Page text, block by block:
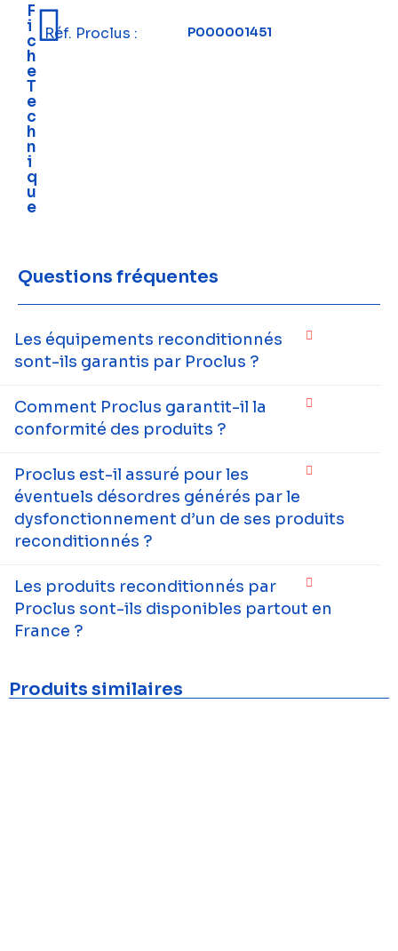
F
i
c
h
e
T
e
c
h
n
i
q
u
e
Réf. Proclus : P000001451
Questions fréquentes
Les équipements reconditionnés
sont-ils garantis par Proclus ?
Comment Proclus garantit-il la
conformité des produits ?
Proclus est-il assuré pour les
éventuels désordres générés par le
dysfonctionnement d’un de ses produits
reconditionnés ?
Les produits reconditionnés par
Proclus sont-ils disponibles partout en
France ?
Produits similaires